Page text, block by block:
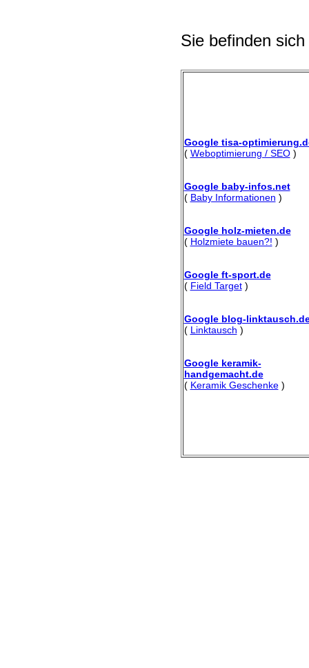
Sie befinden
Google tisa-
( Weboptimierung / SEO)
Google baby-infos.net
( Baby Informationen )
Google holz-mieten.de
( Holzmiete bauen?! )
Google ft-sport.de
( Field Target)
Google blog-
( Linktausch )
Google keramik-
handgemacht.de
( Keramik Geschenke)